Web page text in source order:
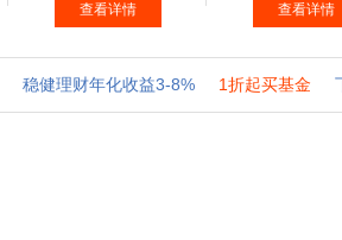
查看详情 查看详情
稳健理财年化收益3-8% 1折起买基金